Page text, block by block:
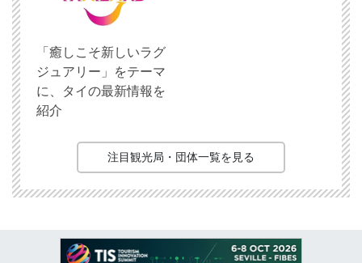
「癒しこそ新しいラグ
ジュアリー」をテーマ
に、タイの最新情報を
紹介
注目観光局・団体一覧を見る